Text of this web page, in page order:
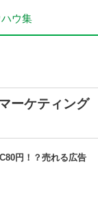
ウ集
ーケティング
円！？売れる広告